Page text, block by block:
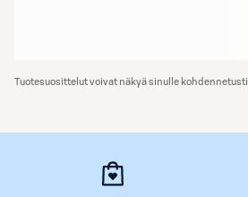
Tuotesuosittelut voivat näkyä sinulle kohdennetusti